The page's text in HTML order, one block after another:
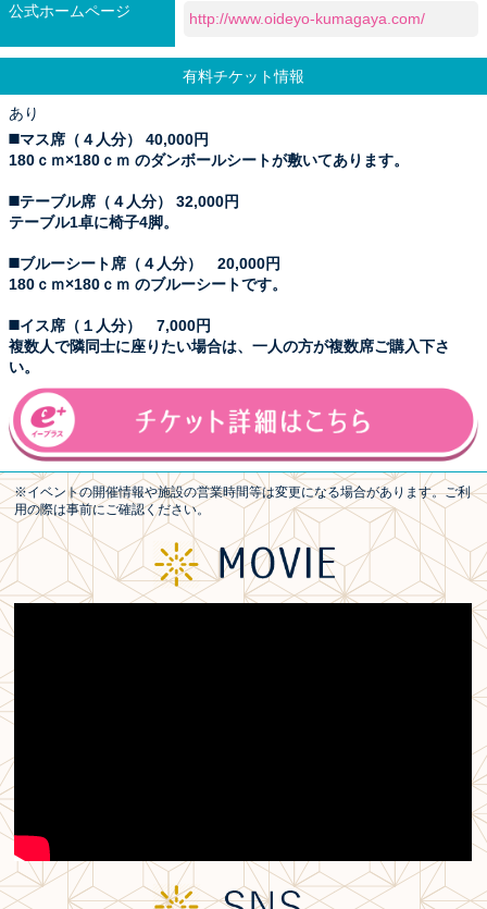
公式ホームページ http://www.oideyo-kumagaya.com/
有料チケット情報
あり
◼️マス席（４人分） 40,000円
180ｃｍ×180ｃｍ のダンボールシートが敷いてあります。
◼️テーブル席（４人分） 32,000円
テーブル1卓に椅子4脚。
◼️ブルーシート席（４人分） 20,000円
180ｃｍ×180ｃｍ のブルーシートです。
◼️イス席（１人分） 7,000円
複数人で隣同士に座りたい場合は、一人の方が複数席ご購入下さ
い。
※イベントの開催情報や施設の営業時間等は変更になる場合があります。ご利
用の際は事前にご確認ください。